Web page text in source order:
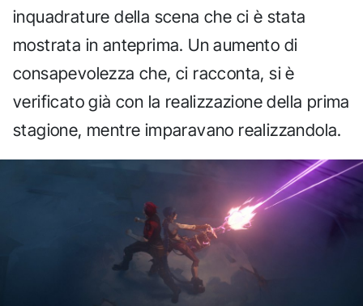
inquadrature della scena che ci è stata
mostrata in anteprima. Un aumento di
consapevolezza che, ci racconta, si è
verificato già con la realizzazione della prima
stagione, mentre imparavano realizzandola.